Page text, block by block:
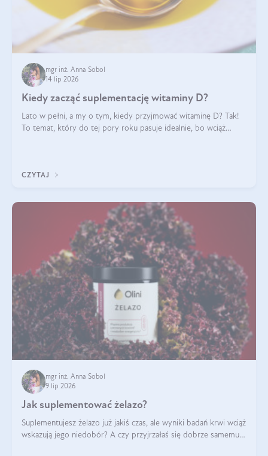
mgr inż. Anna Sobol
14 lip 2026
Kiedy zacząć suplementację witaminy D?
Lato w pełni, a my o tym, kiedy przyjmować witaminę D? Tak!
To temat, który do tej pory roku pasuje idealnie, bo wciąż
CZYTAJ
mgr inż. Anna Sobol
9 lip 2026
Jak suplementować żelazo?
Suplementujesz żelazo już jakiś czas, ale wyniki badań krwi wciąż
wskazują jego niedobór? A czy przyjrzałaś się dobrze samemu